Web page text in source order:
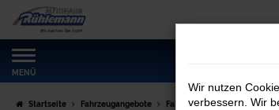
Zum
Hauptinhalt
springen
MENÜ
Startseite Fahrzeugangebote Fahrzeugmarkt
Wir nutzen
verbessern. Wir